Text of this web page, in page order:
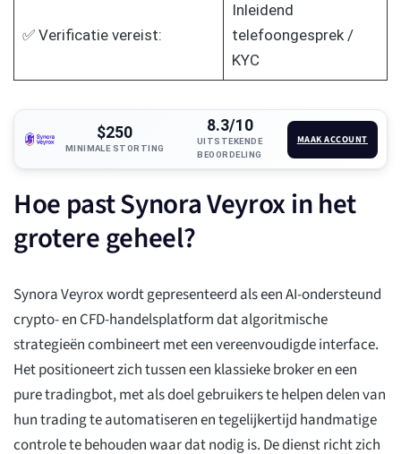
✅ Verificatie vereist:
Inleidend
telefoongesprek /
KYC
$250
MINIMALE STORTING
8.3/10
UITSTEKENDE
BEOORDELING
MAAK ACCOUNT
Hoe past Synora Veyrox in het
grotere geheel?
Synora Veyrox wordt gepresenteerd als een AI-ondersteund
crypto- en CFD-handelsplatform dat algoritmische
strategieën combineert met een vereenvoudigde interface.
Het positioneert zich tussen een klassieke broker en een
pure tradingbot, met als doel gebruikers te helpen delen van
hun trading te automatiseren en tegelijkertijd handmatige
controle te behouden waar dat nodig is. De dienst richt zich